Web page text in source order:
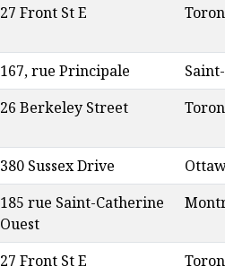
27 Front St E
167, rue Principale
26 Berkeley Street
380 Sussex Drive
185 rue Saint-Catherine
Ouest
27 Front St E